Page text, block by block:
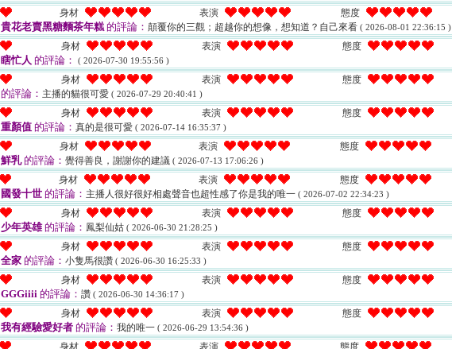
身材 表演 態度
貴花老賣黑糖麵茶年糕 的評論： 顛覆你的三觀；超越你的想像，想知道？自己來看 ( 2026-08-01 22:36:15 )
身材 表演 態度
瞎忙人 的評論： ( 2026-07-30 19:55:56 )
身材 表演 態度
的評論： 主播的貓很可愛 ( 2026-07-29 20:40:41 )
身材 表演 態度
重顏值 的評論： 真的是很可愛 ( 2026-07-14 16:35:37 )
身材 表演 態度
鮮乳的評論： 覺得善良，謝謝你的建議 ( 2026-07-13 17:06:26 )
身材 表演 態度
國發十世 的評論： 主播人很好很好相處聲音也超性感了你是我的唯一 ( 2026-07-02 22:34:23 )
身材 表演 態度
少年英雄的評論： 鳳梨仙姑 ( 2026-06-30 21:28:25 )
身材 表演 態度
全家 的評論： 小隻馬很讚 ( 2026-06-30 16:25:33 )
身材 表演 態度
GGGiiii 的評論： 讚 ( 2026-06-30 14:36:17 )
身材 表演 態度
我有經驗愛好者 的評論： 我的唯一 ( 2026-06-29 13:54:36 )
身材 表演 態度